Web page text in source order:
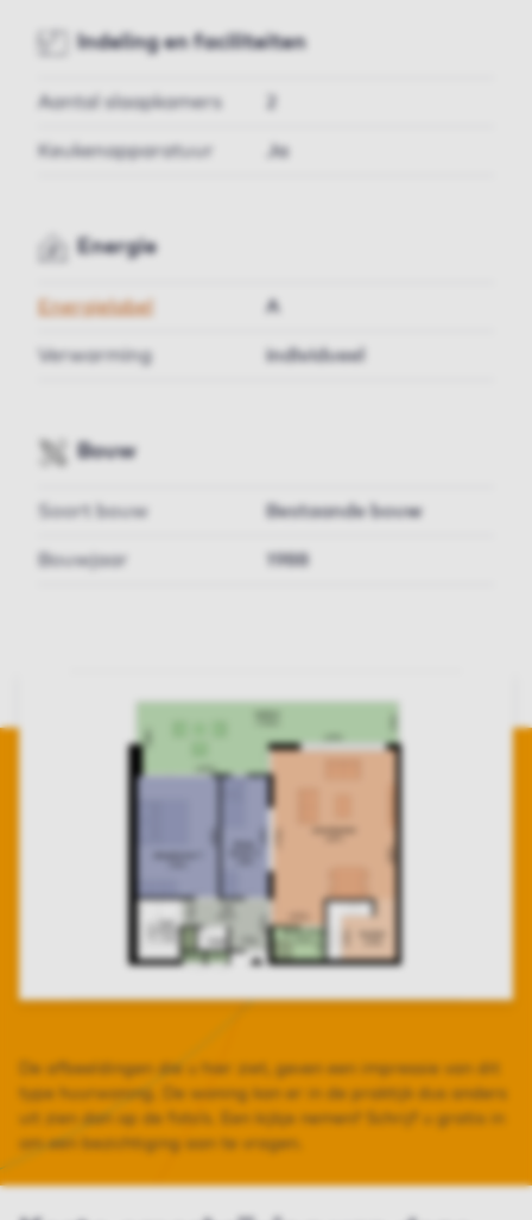
Indeling en faciliteiten
Aantal slaapkamers
Keukenapparatuur Ja
Energie
Energielabel A
Verwarming individueel
Bouw
Soort bouw Bestaande bouw
Bouwjaar 1988
De afbeeldingen die u hier ziet, geven een impressie van dit
type huurwoning. De woning kan er in de praktijk dus anders
uit zien dan op de foto’s. Een kijkje nemen? Schrijf u gratis in
om een bezichtiging aan te vragen.